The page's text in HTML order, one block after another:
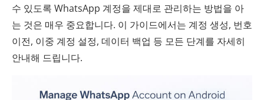
수 있도록 WhatsApp 계정을 제대로 관리하는 방법을 아
는 것은 매우 중요합니다. 이 가이드에서는 계정 생성, 번호
이전, 이중 계정 설정, 데이터 백업 등 모든 단계를 자세히
안내해 드립니다.